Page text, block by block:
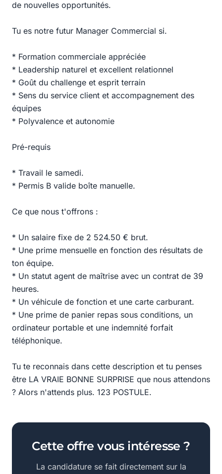
de nouvelles opportunités.
Tu es notre futur Manager Commercial si.
* Formation commerciale appréciée
* Leadership naturel et excellent relationnel
* Goût du challenge et esprit terrain
* Sens du service client et accompagnement des
équipes
* Polyvalence et autonomie
Pré-requis
* Travail le samedi.
* Permis B valide boîte manuelle.
Ce que nous t'offrons :
* Un salaire fixe de 2 524.50 € brut.
* Une prime mensuelle en fonction des résultats de
ton équipe.
* Un statut agent de maîtrise avec un contrat de 39
heures.
* Un véhicule de fonction et une carte carburant.
* Une prime de panier repas sous conditions, un
ordinateur portable et une indemnité forfait
téléphonique.
Tu te reconnais dans cette description et tu penses
être LA VRAIE BONNE SURPRISE que nous attendons
? Alors n'attends plus. 123 POSTULE.
Cette offre vous intéresse ?
La candidature se fait directement sur la